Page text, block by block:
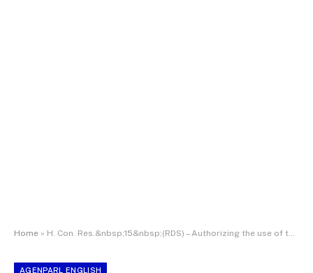
Home » H. Con. Res.&nbsp;15&nbsp;(RDS) – Authorizing the use of the Capitol Grounds for the National Peace Officers Memorial Service and the National Honor Guard and Pipe Band Exhibition.
AGENPARL ENGLISH